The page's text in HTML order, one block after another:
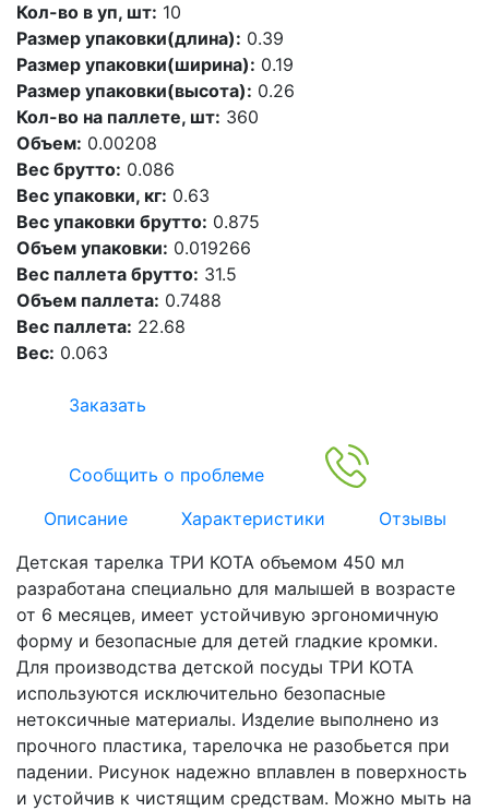
Кол-во в уп, шт: 10
Размер упаковки(длина): 0.39
Размер упаковки(ширина): 0.19
Размер упаковки(высота): 0.26
Кол-во на паллете, шт: 360
Объем: 0.00208
Вес брутто: 0.086
Вес упаковки, кг: 0.63
Вес упаковки брутто: 0.875
Объем упаковки: 0.019266
Вес паллета брутто: 31.5
Объем паллета: 0.7488
Вес паллета: 22.68
Вес: 0.063
Заказать
Сообщить о проблеме
Описание
Характеристики
Отзывы
Детская тарелка ТРИ КОТА объемом 450 мл
разработана специально для малышей в возрасте
от 6 месяцев, имеет устойчивую эргономичную
форму и безопасные для детей гладкие кромки.
Для производства детской посуды ТРИ КОТА
используются исключительно безопасные
нетоксичные материалы. Изделие выполнено из
прочного пластика, тарелочка не разобьется при
падении. Рисунок надежно вплавлен в поверхность
и устойчив к чистящим средствам. Можно мыть на